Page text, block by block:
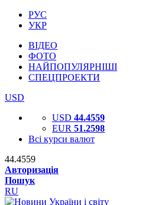
РУС
УКР
ВІДЕО
ФОТО
НАЙПОПУЛЯРНІШІ
СПЕЦПРОЕКТИ
USD
USD 44.4559
EUR 51.2598
Всі курси валют
44.4559
Авторизація
Пошук
RU